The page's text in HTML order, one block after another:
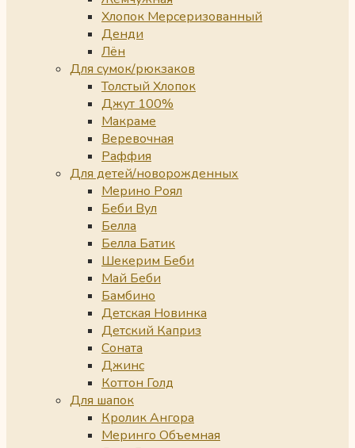
Хлопок Мерсеризованный
Денди
Лён
Для сумок/рюкзаков
Толстый Хлопок
Джут 100%
Макраме
Веревочная
Раффия
Для детей/новорожденных
Мерино Роял
Беби Вул
Белла
Белла Батик
Шекерим Беби
Май Беби
Бамбино
Детская Новинка
Детский Каприз
Соната
Джинс
Коттон Голд
Для шапок
Кролик Ангора
Меринго Объемная